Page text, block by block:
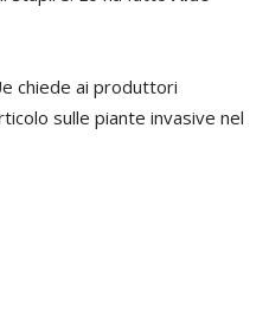
chiede ai produttori
sulle piante invasive nel